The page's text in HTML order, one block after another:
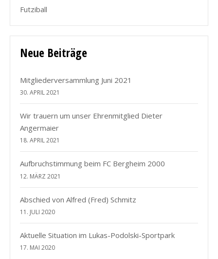
Futziball
Neue Beiträge
Mitgliederversammlung Juni 2021
30. APRIL 2021
Wir trauern um unser Ehrenmitglied Dieter
Angermaier
18. APRIL 2021
Aufbruchstimmung beim FC Bergheim 2000
12. MÄRZ 2021
Abschied von Alfred (Fred) Schmitz
11. JULI 2020
Aktuelle Situation im Lukas-Podolski-Sportpark
17. MAI 2020